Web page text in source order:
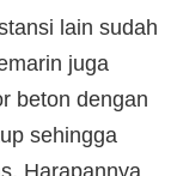
lain sudah
juga
beton dengan
sehingga